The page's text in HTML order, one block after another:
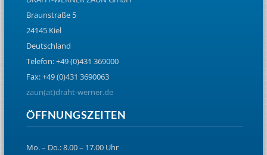
Braunstraße 5
24145 Kiel
Deutschland
Telefon: +49 (0)431 369000
Fax: +49 (0)431 3690063
zaun(at)draht-werner.de
ÖFFNUNGSZEITEN
Mo. – Do.: 8.00 – 17.00 Uhr